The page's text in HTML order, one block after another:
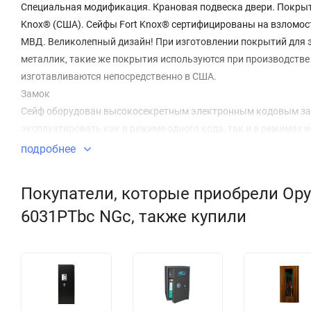
Специальная модификация. Крановая подвеска двери.
Knox® (США). Сейфы Fort Knox® сертифицированы на
МВД. Великолепный дизайн! При изготовлении покрытий для
металлик, такие же покрытия используются при
изготавливаются непосредственно в США.
Замок
Сейф оборудован высокосекретным электронным кодовым
эксплуатировать как в режиме одного кода, так и в
кодов: мастер-код – код руководителя – пользовательские
Усиленный цельносварной корпус. Специальная
внутри.
Дверь оборудована мощной многосторонней ригельной
модификация сейфа Protector 6031 (в отличие от базовой
выдвигающихся из всех углов двери. Эти ригели
подробнее
Покупатели, которые приобрели
6031PTbc NGc, также купили